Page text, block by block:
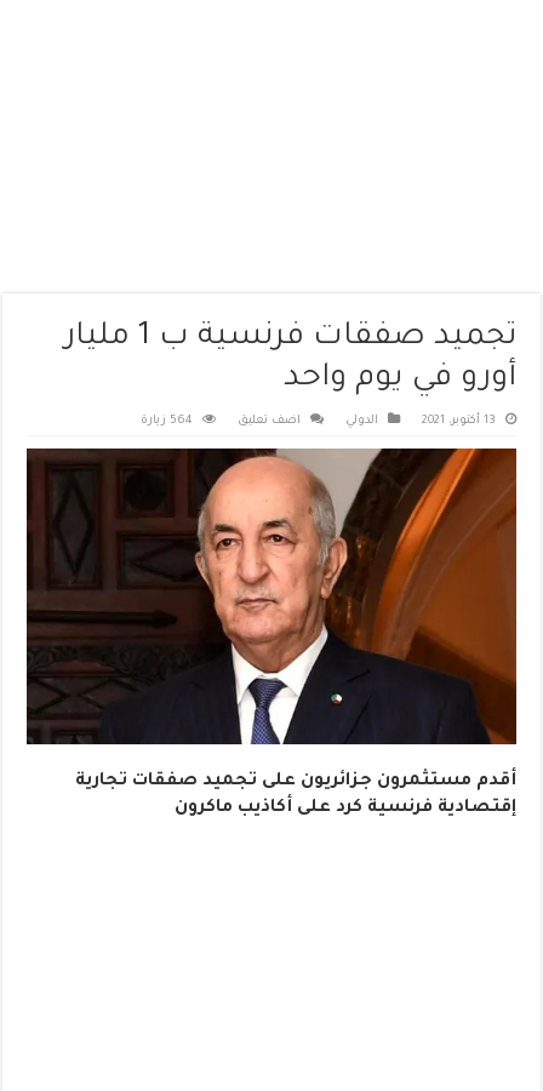
تجميد صفقات فرنسية ب 1 مليار
أورو في يوم واحد
13 أكتوبر، 2021 الدولي اضف تعليق 564 زيارة
أقدم مستثمرون جزائريون على تجميد صفقات تجارية
إقتصادية فرنسية كرد على أكاذيب ماكرون